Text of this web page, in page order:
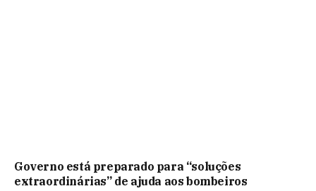
Governo está preparado para “soluções
extraordinárias” de ajuda aos bombeiros